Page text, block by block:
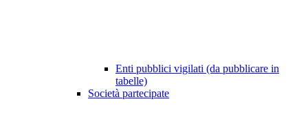
Enti pubblici vigilati (da pubblicare in
tabelle)
Società partecipate